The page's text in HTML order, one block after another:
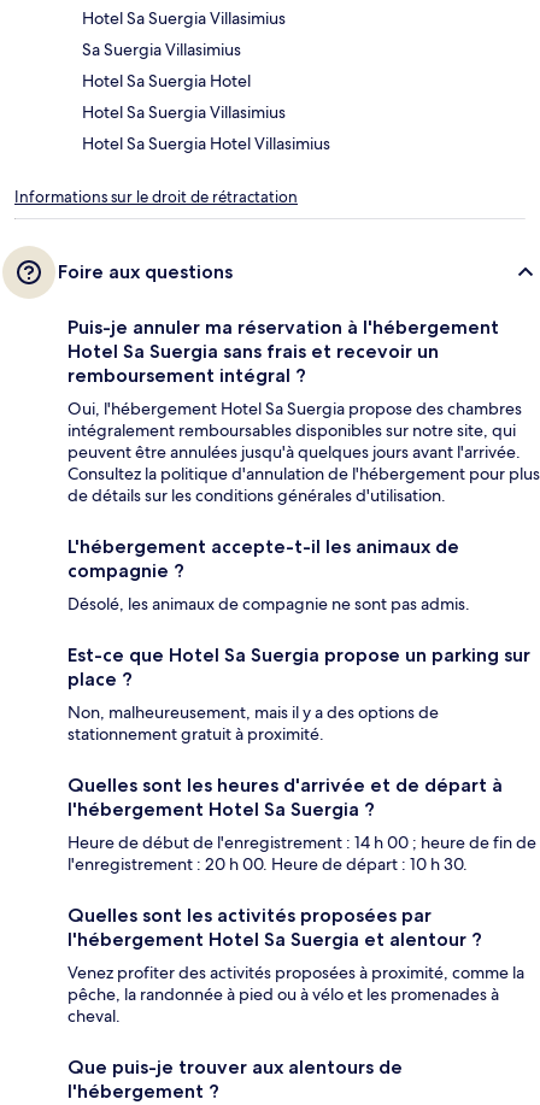
Hotel Sa Suergia Villasimius
Sa Suergia Villasimius
Hotel Sa Suergia Hotel
Hotel Sa Suergia Villasimius
Hotel Sa Suergia Hotel Villasimius
Informations sur le droit de rétractation
Foire aux questions
Puis-je annuler ma réservation à l'hébergement
Hotel Sa Suergia sans frais et recevoir un
remboursement intégral ?
Oui, l'hébergement Hotel Sa Suergia propose des chambres
intégralement remboursables disponibles sur notre site, qui
peuvent être annulées jusqu'à quelques jours avant l'arrivée.
Consultez la politique d'annulation de l'hébergement pour plus
de détails sur les conditions générales d'utilisation.
L'hébergement accepte-t-il les animaux de
compagnie ?
Désolé, les animaux de compagnie ne sont pas admis.
Est-ce que Hotel Sa Suergia propose un parking sur
place ?
Non, malheureusement, mais il y a des options de
stationnement gratuit à proximité.
Quelles sont les heures d'arrivée et de départ à
l'hébergement Hotel Sa Suergia ?
Heure de début de l'enregistrement : 14 h 00 ; heure de fin de
l'enregistrement : 20 h 00. Heure de départ : 10 h 30.
Quelles sont les activités proposées par
l'hébergement Hotel Sa Suergia et alentour ?
Venez profiter des activités proposées à proximité, comme la
pêche, la randonnée à pied ou à vélo et les promenades à
cheval.
Que puis-je trouver aux alentours de
l'hébergement ?